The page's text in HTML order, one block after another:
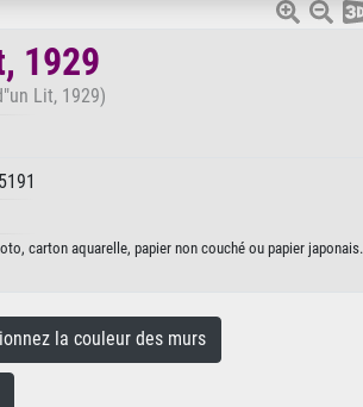
1929
Lit, 1929)
carton aquarelle, papier non couché ou papier japonais.
la couleur des murs